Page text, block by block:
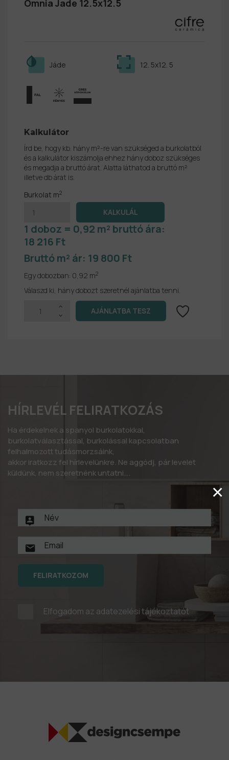
Omnia Jade 12.5x12.5
12. 5x12. 5
Jáde
Kalkulátor
Írd be, hogy kb. hány m²-re van szükséged a burkolatból
és a kalkulátor kiszámolja ehhez hány doboz szükséges
és megadja a bruttó árat. Alatta láthatod a bruttó m²
illetve db árat is.
Burkolat m2
1 doboz = 0,92 m² bruttó ára:
18 216 Ft
Bruttó m² ár: 19 800 Ft
Egy dobozban: 0,92 m2
Válaszd ki, hány dobozt szeretnél ajánlatba tenni.
HÍRLEVÉL FELIRATKOZÁS
Ha érdekelnek a spanyol burkolatokkal,
burkolatválasztással, burkolással kapcsolatban
felhalmozott tudásmorzsáink,
akkor iratkozz fel hírlevelünkre. Ne aggódj, pár levelet
küldünk, nem szeretnénk untatni….
FELIRATKOZOM
Elfogadom az adatezelési tájékoztatót
×